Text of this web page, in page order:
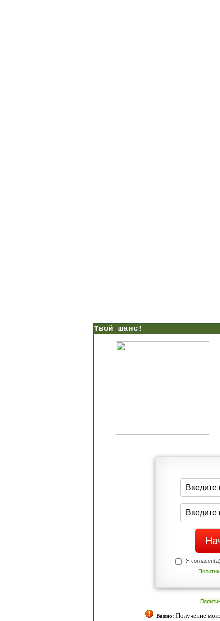
Твой шанс!
Я
Важно: Получение